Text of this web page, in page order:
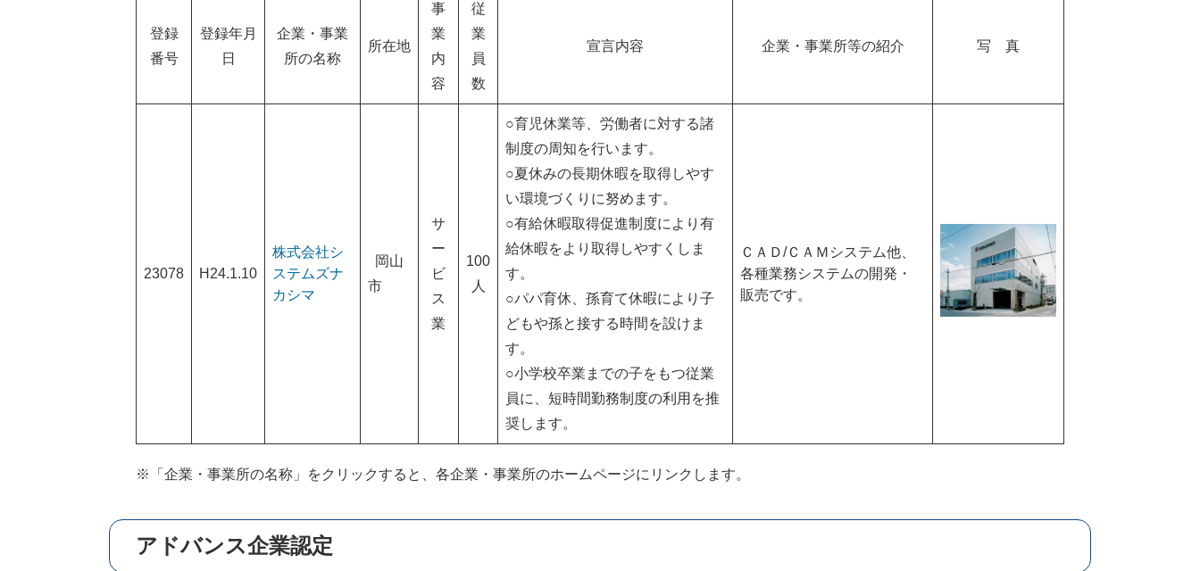
登録
番号
登録年月
日
企業・事業
所の名称
所在地
事
業
内
容
従
業
員
数
宣言内容 企業・事業所等の紹介 写 真
23078 H24.1.10
株式会社シ
ステムズナ
カシマ
岡山
市
サ
ー
ビ
ス
業
100
人
○育児休業等、労働者に対する諸
制度の周知を行います。
○夏休みの長期休暇を取得しやす
い環境づくりに努めます。
○有給休暇取得促進制度により有
給休暇をより取得しやすくしま
す。
○パパ育休、孫育て休暇により子
どもや孫と接する時間を設けま
す。
○小学校卒業までの子をもつ従業
員に、短時間勤務制度の利用を推
奨します。
ＣＡＤ/ＣＡＭシステム他、
各種業務システムの開発・
販売です。
※「企業・事業所の名称」をクリックすると、各企業・事業所のホームページにリンクします。
アドバンス企業認定